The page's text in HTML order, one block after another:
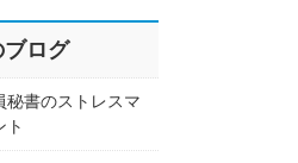
ログ
秘書のストレスマ
ト